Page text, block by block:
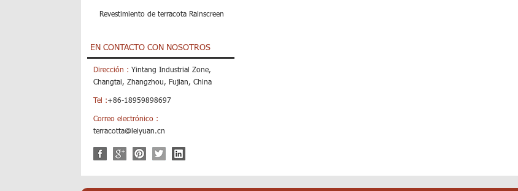
Revestimiento de terracota Rainscreen
EN CONTACTO CON NOSOTROS
Dirección : Yintang Industrial Zone,
Changtai, Zhangzhou, Fujian, China
Tel :+86-18959898697
Correo electrónico :
terracotta@leiyuan.cn